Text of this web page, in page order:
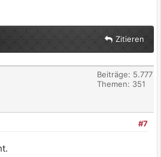
Zitieren
Beiträge: 5.777
Themen: 351
#7